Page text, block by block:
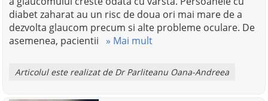
diabet zaharat au un risc de doua ori mai mare de a
dezvolta glaucom precum si alte probleme oculare. De
asemenea, pacientii » Mai mult
Articolul este realizat de Dr Parliteanu Oana-Andreea